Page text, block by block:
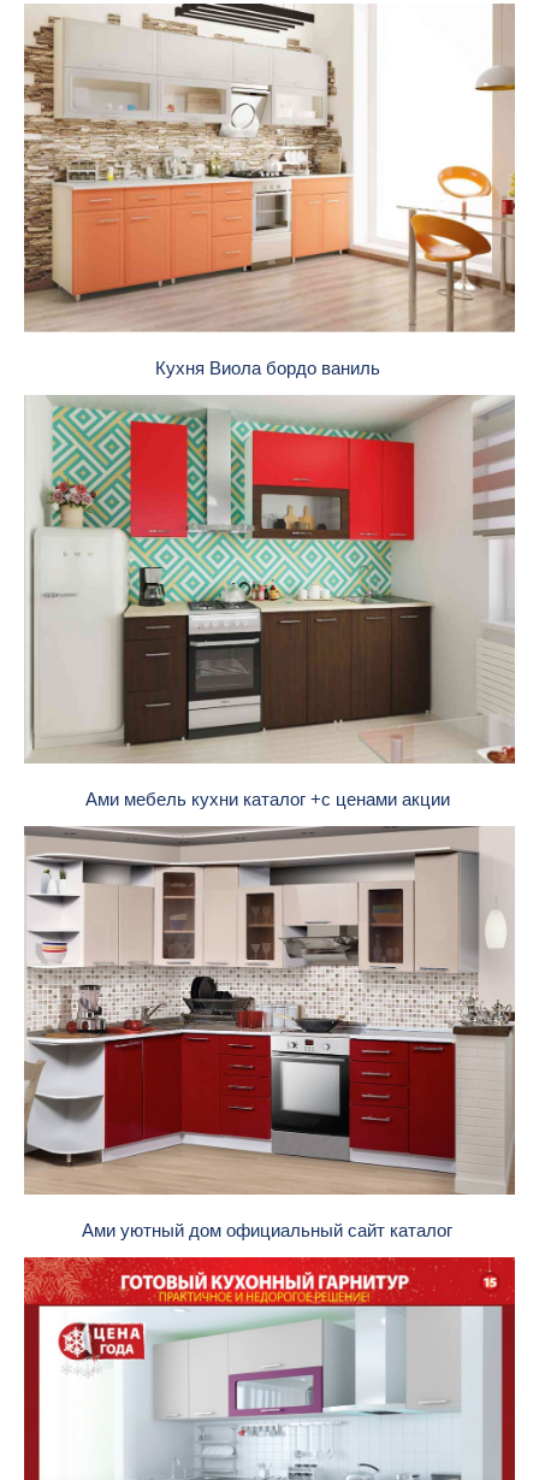
Кухня Виола бордо ваниль
Ами мебель кухни каталог +с ценами акции
Ами уютный дом официальный сайт каталог